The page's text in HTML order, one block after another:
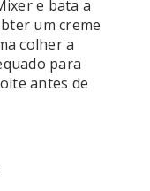
e bata a
um creme
colher a
para
antes de